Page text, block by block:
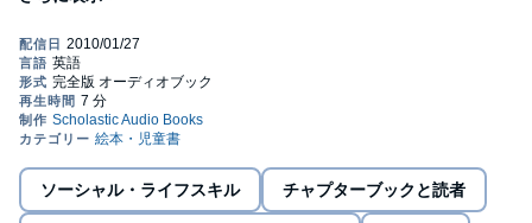
hard! They work and work, but their snowmen just aren't big
approaches, Clayton and Desmond join forces to build the
biggest snowman ever.
©2005 Steven Kroll (P)2009 Scholastic
ソーシャル・ライフスキル チャプターブックと読者